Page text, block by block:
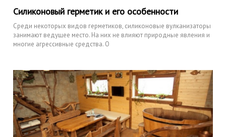
Силиконовый герметик и его особенности
Среди некоторых видов герметиков, силиконовые вулканизаторы
занимают ведущее место. На них не влияют природные явления и
многие агрессивные средства. О